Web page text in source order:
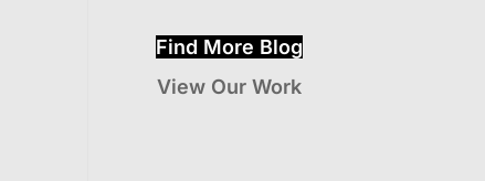
Find More Blog
View Our Work